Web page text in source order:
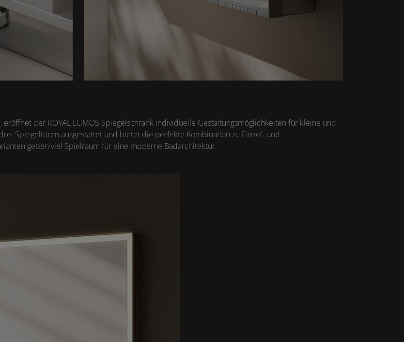
der ROYAL LUMOS Spiegelschrank individuelle Gestaltungsmöglichkeiten für kleine und
Spiegeltüren ausgestattet und bietet die perfekte Kombination zu Einzel- und
geben viel Spielraum für eine moderne Badarchitektur.